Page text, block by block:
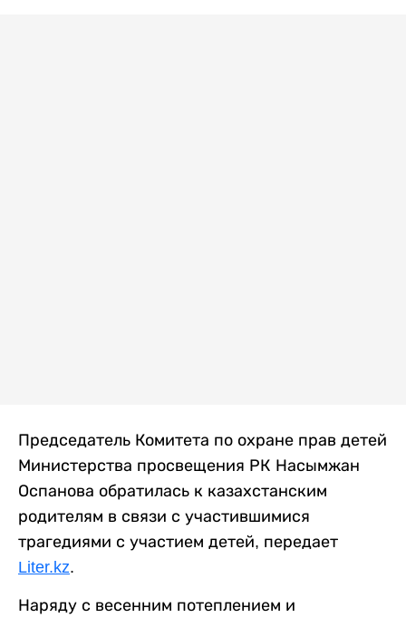
Председатель Комитета по охране прав детей
Министерства просвещения РК Насымжан
Оспанова обратилась к казахстанским
родителям в связи с участившимися
трагедиями с участием детей, передает
Liter.kz.
Наряду с весенним потеплением и